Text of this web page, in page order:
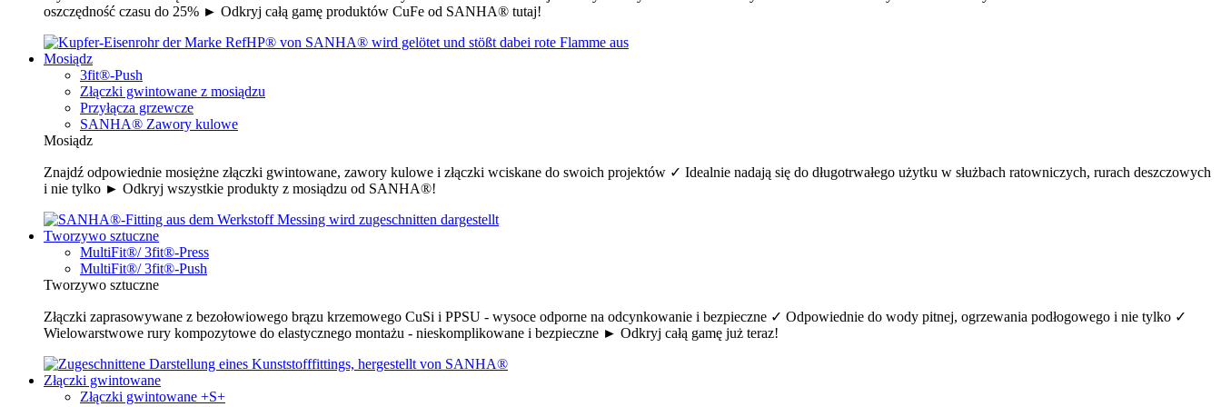
oszczędność czasu do 25% ► Odkryj całą gamę produktów CuFe od SANHA® tutaj!
Mosiądz
3fit®-Push
Złączki gwintowane z mosiądzu
Przyłącza grzewcze
SANHA® Zawory kulowe
Mosiądz
Znajdź odpowiednie mosiężne złączki gwintowane, zawory kulowe i złączki wciskane do swoich projektów ✓ Idealnie nadają się do długotrwałego użytku w służbach ratowniczych, rurach deszczowych
i nie tylko ► Odkryj wszystkie produkty z mosiądzu od SANHA®!
Tworzywo sztuczne
MultiFit®/ 3fit®-Press
MultiFit®/ 3fit®-Push
Tworzywo sztuczne
Złączki zaprasowywane z bezołowiowego brązu krzemowego CuSi i PPSU - wysoce odporne na odcynkowanie i bezpieczne ✓ Odpowiednie do wody pitnej, ogrzewania podłogowego i nie tylko ✓
Wielowarstwowe rury kompozytowe do elastycznego montażu - nieskomplikowane i bezpieczne ► Odkryj całą gamę już teraz!
Złączki gwintowane
Złączki gwintowane +S+